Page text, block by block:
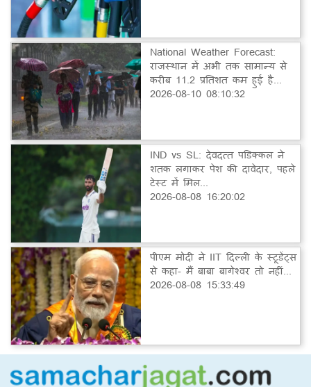
National Weather Forecast:
राजस्थान में अभी तक सामान्य से
करीब 11.2 प्रतिशत कम हुई है...
2026-08-10 08:10:32
IND vs SL: देवदत्त पडिक्कल ने
शतक लगाकर पेश की दावेदार, पहले
टेस्ट में मिल...
2026-08-08 16:20:02
पीएम मोदी ने IIT दिल्ली के स्टूडेंट्स
से कहा- मैं बाबा बागेश्वर तो नहीं...
2026-08-08 15:33:49